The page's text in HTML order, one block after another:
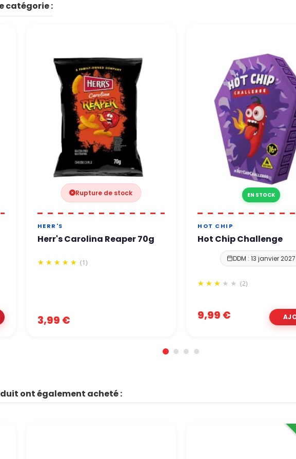
paiements sont 100 % sécurisés grâce à des protocoles de protection renforcés.
Notre équipe vous répond sous 24 à 48h ouvrées.
catégorie :
Rupture de stock
HERR'S
Herr's Carolina Reaper 70g
(1)
3,99 €
EN STOCK
HOT CHIP
Hot Chip Challenge
DDM : 13 janvier 2027
(2)
9,99 €
ont également acheté :